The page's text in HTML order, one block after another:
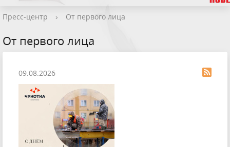
Пресс-центр › От первого лица
От первого лица
09.08.2026